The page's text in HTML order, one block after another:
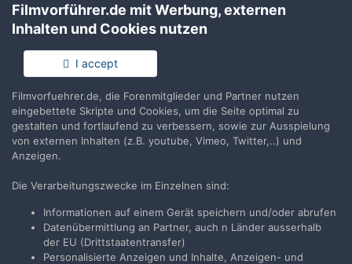
Du hast bereits ein Benutzerkonto? Melde Dich hier an.
Jetzt anmelden
Teilen Folgen
Zur Themenübersicht
Filmvorführer.de mit Werbung, externen
Inhalten und Cookies nutzen
I accept
Filmvorfuehrer.de, die Forenmitglieder und Partner nutzen
eingebettete Skripte und Cookies, um die Seite optimal zu
gestalten und fortlaufend zu verbessern, sowie zur Ausspielung
von externen Inhalten (z.B. youtube, Vimeo, Twitter,..) und
Anzeigen.
Die Verarbeitungszwecke im Einzelnen sind:
Informationen auf einem Gerät speichern und/oder abrufen
Datenübermittlung an Partner, auch n Länder ausserhalb
der EU (Drittstaatentransfer)
Personalisierte Anzeigen und Inhalte, Anzeigen- und